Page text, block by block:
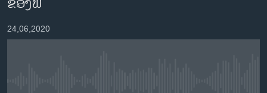
ໄປ
ຫາ
ຊອກ
ການເລືອກຕັ້ງ ປະທານາທີບໍດີ ສະຫະລັດ 2024
ຂ່າວ​ຈີນ
24,06,2020